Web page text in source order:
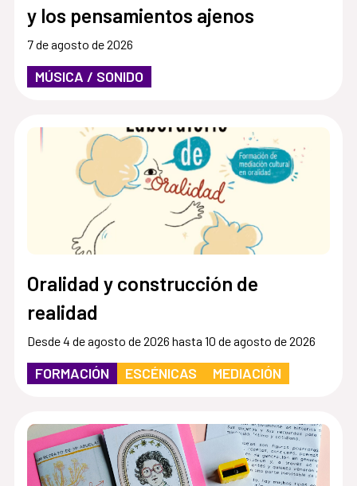
y los pensamientos ajenos
7 de agosto de 2026
MÚSICA / SONIDO
Oralidad y construcción de
realidad
Desde 4 de agosto de 2026 hasta 10 de agosto de 2026
FORMACIÓN ESCÉNICAS MEDIACIÓN